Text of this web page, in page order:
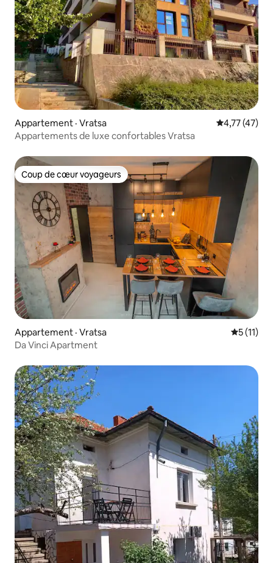
Appartement · Vratsa Note
4,77 (47)
Appartements de luxe confortables Vratsa
Coup de cœur voyageurs
Coup de cœur voyageurs
Appartement · Vratsa Note
5 (11)
Da Vinci Apartment